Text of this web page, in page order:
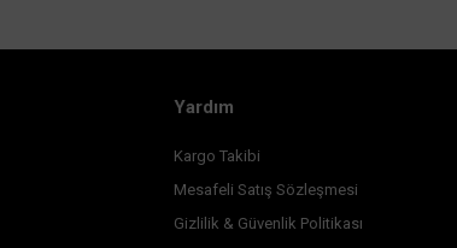
Yardım
Kargo Takibi
Mesafeli Satış Sözleşmesi
Gizlilik & Güvenlik Politikası